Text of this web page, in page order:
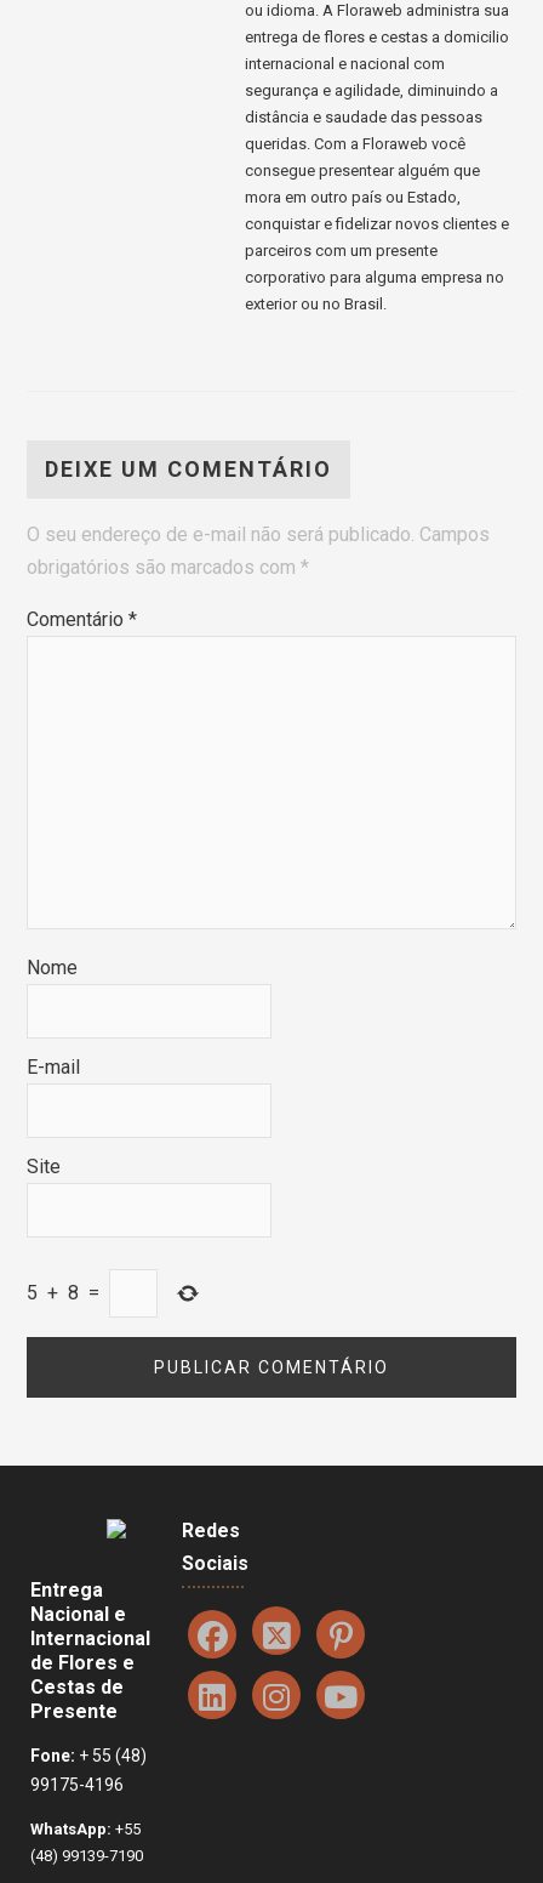
ou idioma. A Floraweb administra sua
entrega de flores e cestas a domicilio
internacional e nacional com
segurança e agilidade, diminuindo a
distância e saudade das pessoas
queridas. Com a Floraweb você
consegue presentear alguém que
mora em outro país ou Estado,
conquistar e fidelizar novos clientes e
parceiros com um presente
corporativo para alguma empresa no
exterior ou no Brasil.
DEIXE UM COMENTÁRIO
O seu endereço de e-mail não será publicado. Campos
obrigatórios são marcados com*
Comentário*
Nome
E-mail
Site
5 + 8 =
Entrega
Nacional e
Internacional
de Flores e
Cestas de
Presente
Fone: + 55 (48)
99175-4196
WhatsApp: +55
(48) 99139-7190
Redes
Sociais